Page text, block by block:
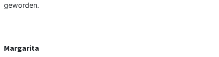
geworden.
Margarita